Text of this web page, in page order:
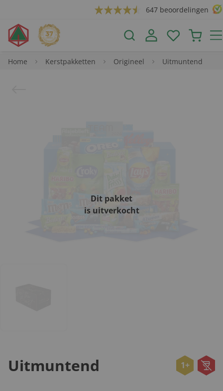
647 beoordelingen
Home Kerstpakketten Origineel Uitmuntend
Dit pakket
is uitverkocht
Uitmuntend 1+